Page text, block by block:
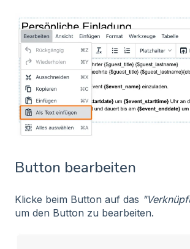
Button bearbeiten
Klicke beim Button auf das
um den Button zu bearbeiten.